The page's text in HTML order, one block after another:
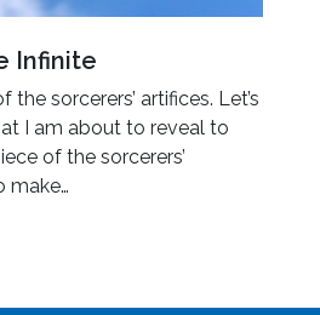
Infinite
the sorcerers’ artifices. Let’s
I am about to reveal to
of the sorcerers’
make…